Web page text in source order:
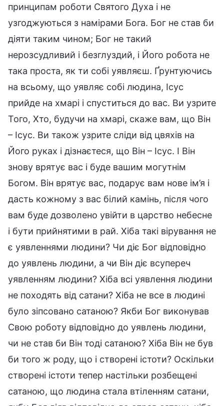
принципам роботи Святого Духа і не
узгоджуються з намірами Бога. Бог не став би
діяти таким чином; Бог не такий
нерозсудливий і безглуздий, і Його робота не
така проста, як ти собі уявляєш. Ґрунтуючись
на всьому, що уявляє собі людина, Ісус
прийде на хмарі і спуститься до вас. Ви узрите
Того, Хто, будучи на хмарі, скаже вам, що Він
– Ісус. Ви також узрите сліди від цвяхів на
Його руках і дізнаєтеся, що Він – Ісус. І Він
знову врятує вас і буде вашим могутнім
Богом. Він врятує вас, подарує вам нове ім’я і
дасть кожному з вас білий камінь, після чого
вам буде дозволено увійти в царство небесне
і бути прийнятими в рай. Хіба такі вірування не
є уявленнями людини? Чи діє Бог відповідно
до уявлень людини, а чи Він діє всупереч
уявленням людини? Хіба всі уявлення людини
не походять від сатани? Хіба не все в людині
було зіпсовано сатаною? Якби Бог виконував
Свою роботу відповідно до уявлень людини,
чи не став би Він тоді сатаною? Хіба Він не був
би того ж роду, що і створені істоти? Оскільки
створені істоти тепер настільки розбещені
сатаною, що людина стала втіленням сатани,